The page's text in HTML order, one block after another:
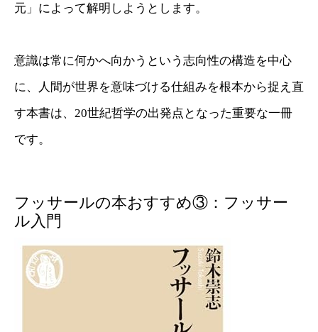
元」によって解明しようとします。
意識は常に何かへ向かうという志向性の構造を中心
に、人間が世界を意味づける仕組みを根本から捉え直
す本書は、20世紀哲学の出発点となった重要な一冊
です。
フッサールの本おすすめ③：フッサー
ル入門